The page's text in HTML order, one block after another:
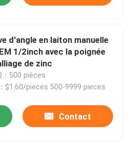
d'angle en laiton manuelle
1/2inch avec la poignée
de zinc
：500 pièces
$1.60/pieces 500-9999 pieces
Contact